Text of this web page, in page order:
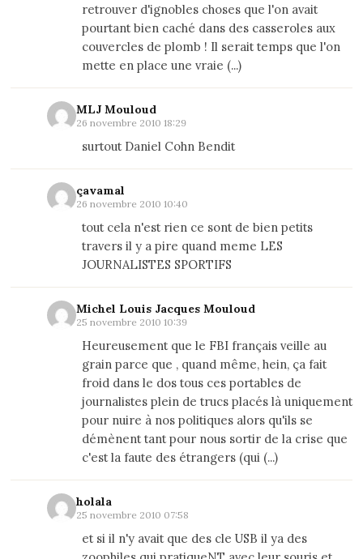
retrouver d'ignobles choses que l'on avait
pourtant bien caché dans des casseroles aux
couvercles de plomb ! Il serait temps que l'on
mette en place une vraie (...)
MLJ Mouloud
26 novembre 2010 18:29
surtout Daniel Cohn Bendit
çavamal
26 novembre 2010 10:40
tout cela n'est rien ce sont de bien petits
travers il y a pire quand meme LES
JOURNALISTES SPORTIFS
Michel Louis Jacques Mouloud
25 novembre 2010 10:39
Heureusement que le FBI français veille au
grain parce que , quand même, hein, ça fait
froid dans le dos tous ces portables de
journalistes plein de trucs placés là uniquement
pour nuire à nos politiques alors qu'ils se
démènent tant pour nous sortir de la crise que
c'est la faute des étrangers (qui (...)
holala
25 novembre 2010 07:58
et si il n'y avait que des cle USB il ya des